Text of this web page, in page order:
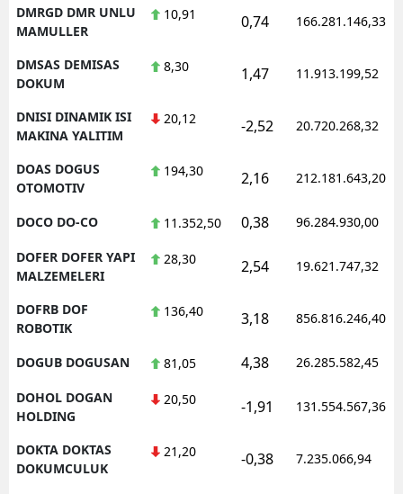
DMRGD DMR UNLU
MAMULLER
10,91 0,74 166.281.146,33
DMSAS DEMISAS
DOKUM
8,30 1,47 11.913.199,52
DNISI DINAMIK ISI
MAKINA YALITIM
20,12 -2,52 20.720.268,32
DOAS DOGUS
OTOMOTIV
194,30 2,16 212.181.643,20
DOCO DO-CO 11.352,50 0,38 96.284.930,00
DOFER DOFER YAPI
MALZEMELERI
28,30 2,54 19.621.747,32
DOFRB DOF
ROBOTIK
136,40 3,18 856.816.246,40
DOGUB DOGUSAN 81,05 4,38 26.285.582,45
DOHOL DOGAN
HOLDING
20,50 -1,91 131.554.567,36
DOKTA DOKTAS
DOKUMCULUK
21,20 -0,38 7.235.066,94